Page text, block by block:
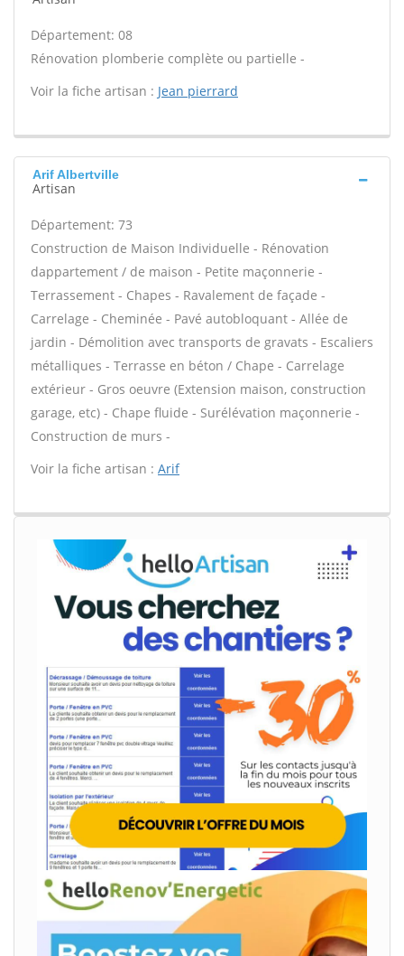
Département: 08
Rénovation plomberie complète ou partielle -
Voir la fiche artisan : Jean pierrard
Arif Albertville
Artisan
Département: 73
Construction de Maison Individuelle - Rénovation
dappartement / de maison - Petite maçonnerie -
Terrassement - Chapes - Ravalement de façade -
Carrelage - Cheminée - Pavé autobloquant - Allée de
jardin - Démolition avec transports de gravats - Escaliers
métalliques - Terrasse en béton / Chape - Carrelage
extérieur - Gros oeuvre (Extension maison, construction
garage, etc) - Chape fluide - Surélévation maçonnerie -
Construction de murs -
Voir la fiche artisan : Arif